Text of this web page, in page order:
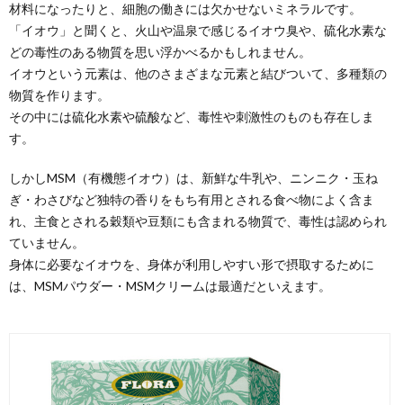
材料になったりと、細胞の働きには欠かせないミネラルです。
「イオウ」と聞くと、火山や温泉で感じるイオウ臭や、硫化水素な
どの毒性のある物質を思い浮かべるかもしれません。
イオウという元素は、他のさまざまな元素と結びついて、多種類の
物質を作ります。
その中には硫化水素や硫酸など、毒性や刺激性のものも存在しま
す。
しかしMSM（有機態イオウ）は、新鮮な牛乳や、ニンニク・玉ね
ぎ・わさびなど独特の香りをもち有用とされる食べ物によく含ま
れ、主食とされる穀類や豆類にも含まれる物質で、毒性は認められ
ていません。
身体に必要なイオウを、身体が利用しやすい形で摂取するために
は、MSMパウダー・MSMクリームは最適だといえます。